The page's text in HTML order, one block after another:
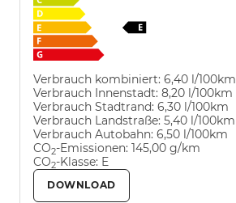
Verbrauch kombiniert: 6,40 l/100km
Verbrauch Innenstadt: 8,20 l/100km
Verbrauch Stadtrand: 6,30 l/100km
Verbrauch Landstraße: 5,40 l/100km
Verbrauch Autobahn: 6,50 l/100km
CO2-Emissionen: 145,00 g/km
CO2-Klasse: E
DOWNLOAD